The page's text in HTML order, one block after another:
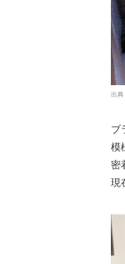
出
ブ
模
密
現